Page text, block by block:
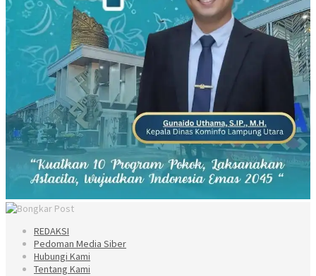
REDAKSI
Pedoman Media Siber
Hubungi Kami
Tentang Kami